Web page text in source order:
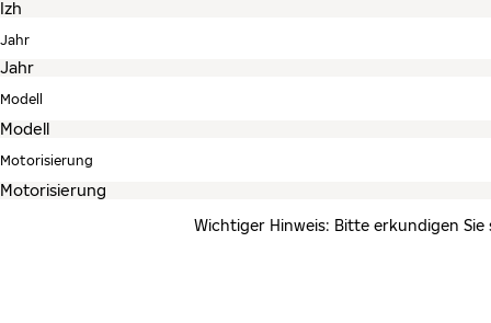
Jahr
Modell
Motorisierung
Wichtiger Hinweis: Bitte erkundigen